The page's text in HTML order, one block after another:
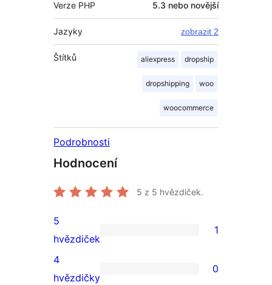
Verze PHP 5.3 nebo novější
Jazyky zobrazit 2
Štítků aliexpress dropship
dropshipping woo
woocommerce
Podrobnosti
Hodnocení
5 z 5 hvězdiček.
1
5hvězdičkové
hodnocení
5
hvězdiček
1
0
4
hvězdičky
0